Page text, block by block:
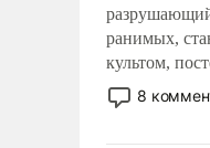
ранимых,
культом,
отменяя
человеку –
8